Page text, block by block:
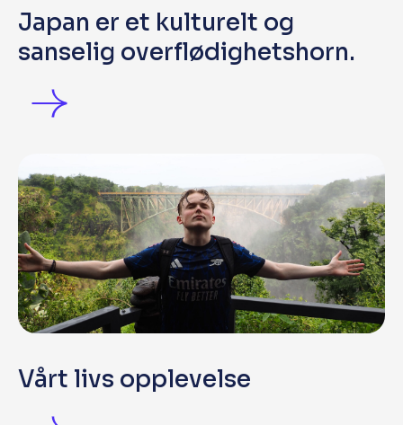
Japan er et kulturelt og
sanselig overflødighetshorn.
Vårt livs opplevelse